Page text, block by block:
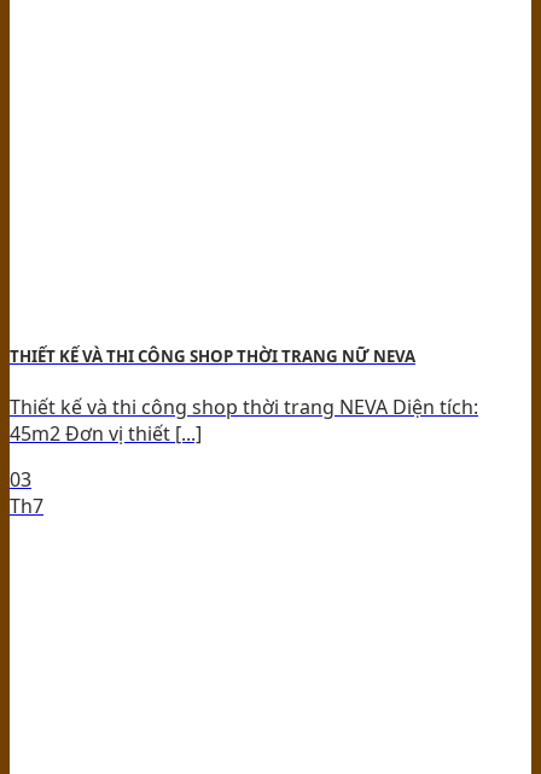
THIẾT KẾ VÀ THI CÔNG SHOP THỜI TRANG NỮ NEVA
Thiết kế và thi công shop thời trang NEVA Diện tích:
45m2 Đơn vị thiết [...]
03
Th7